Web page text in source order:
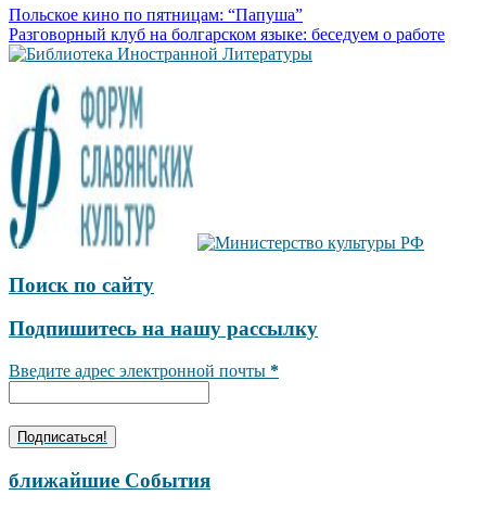
Навигация
по
записям
Польское кино по пятницам: “Папуша”
Разговорный клуб на болгарском языке: беседуем о работе
Поиск по сайту
Подпишитесь на нашу рассылку
Введите адрес электронной почты *
ближайшие События